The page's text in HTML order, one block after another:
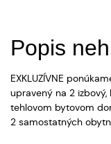
Popis
EXKLUZÍVNE
upravený na 2
tehlovom bytovom
2 samostatných